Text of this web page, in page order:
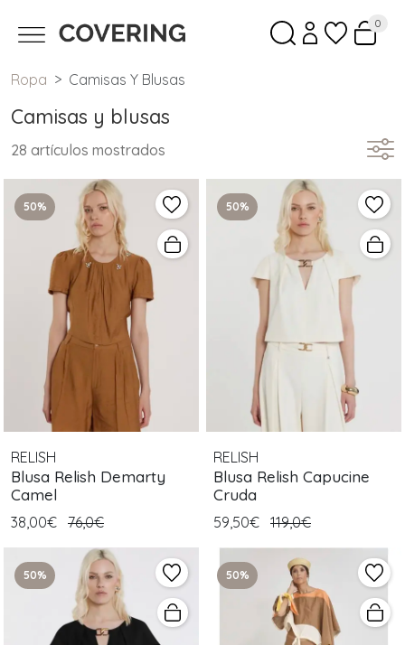
0
Ropa Camisas Y Blusas
Camisas y blusas
28 artículos mostrados
50%
RELISH
Blusa Relish Demarty
Camel
38,00€ 76,0€
50%
RELISH
Blusa Relish Capucine
Cruda
59,50€ 119,0€
50% 50%